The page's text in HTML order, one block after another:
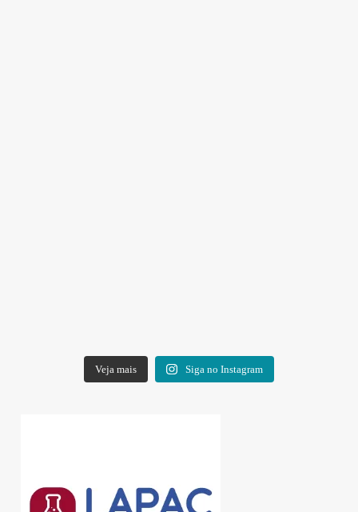
Veja mais Siga no Instagram